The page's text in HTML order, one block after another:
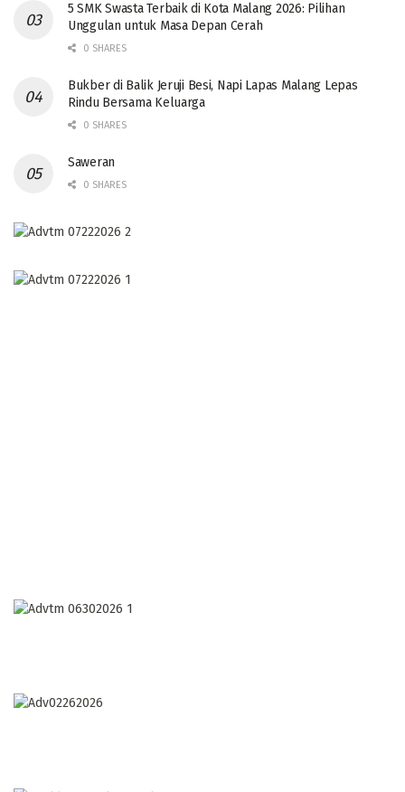
5 SMK Swasta Terbaik di Kota Malang 2026: Pilihan
Unggulan untuk Masa Depan Cerah
0 SHARES
Bukber di Balik Jeruji Besi, Napi Lapas Malang Lepas
Rindu Bersama Keluarga
0 SHARES
Saweran
0 SHARES